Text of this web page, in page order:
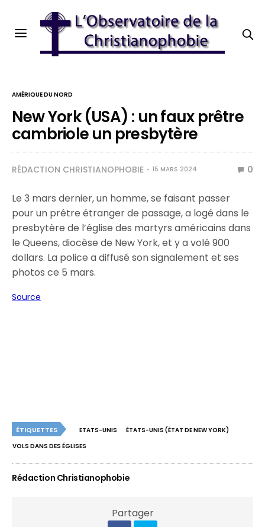
AMÉRIQUE DU NORD
New York (USA) : un faux prêtre
cambriole un presbytère
RÉDACTION CHRISTIANOPHOBIE 15 MARS 2024 0
Le 3 mars dernier, un homme, se faisant passer
pour un prêtre étranger de passage, a logé dans le
presbytère de l’église des martyrs américains dans
le Queens, diocèse de New York, et y a volé 900
dollars. La police a diffusé son signalement et ses
photos ce 5 mars.
Source
ÉTIQUETTES ETATS-UNIS
ÉTATS-UNIS (ÉTAT DE NEW YORK)
VOLS DANS DES ÉGLISES
Rédaction Christianophobie
Partager